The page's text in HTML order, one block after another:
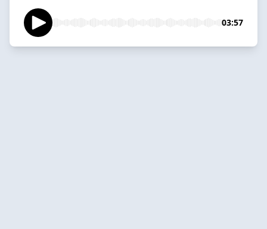
03:57